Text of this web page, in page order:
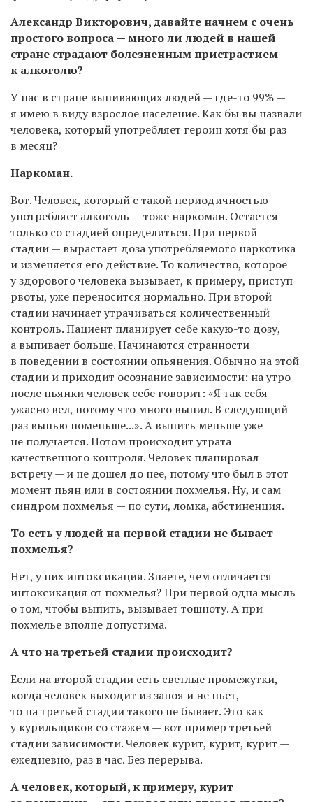
Александр Викторович, давайте начнем с очень
простого вопроса — много ли людей в нашей
стране страдают болезненным пристрастием
к алкоголю?
У нас в стране выпивающих людей — где-то 99% —
я имею в виду взрослое население. Как бы вы назвали
человека, который употребляет героин хотя бы раз
в месяц?
Наркоман.
Вот. Человек, который с такой периодичностью
употребляет алкоголь — тоже наркоман. Остается
только со стадией определиться. При первой
стадии — вырастает доза употребляемого наркотика
и изменяется его действие. То количество, которое
у здорового человека вызывает, к примеру, приступ
рвоты, уже переносится нормально. При второй
стадии начинает утрачиваться количественный
контроль. Пациент планирует себе какую-то дозу,
а выпивает больше. Начинаются странности
в поведении в состоянии опьянения. Обычно на этой
стадии и приходит осознание зависимости: на утро
после пьянки человек себе говорит: «Я так себя
ужасно вел, потому что много выпил. В следующий
раз выпью поменьше...». А выпить меньше уже
не получается. Потом происходит утрата
качественного контроля. Человек планировал
встречу — и не дошел до нее, потому что был в этот
момент пьян или в состоянии похмелья. Ну, и сам
синдром похмелья — по сути, ломка, абстиненция.
То есть у людей на первой стадии не бывает
похмелья?
Нет, у них интоксикация. Знаете, чем отличается
интоксикация от похмелья? При первой одна мысль
о том, чтобы выпить, вызывает тошноту. А при
похмелье вполне допустима.
А что на третьей стадии происходит?
Если на второй стадии есть светлые промежутки,
когда человек выходит из запоя и не пьет,
то на третьей стадии такого не бывает. Это как
у курильщиков со стажем — вот пример третьей
стадии зависимости. Человек курит, курит, курит —
ежедневно, раз в час. Без перерыва.
А человек, который, к примеру, курит